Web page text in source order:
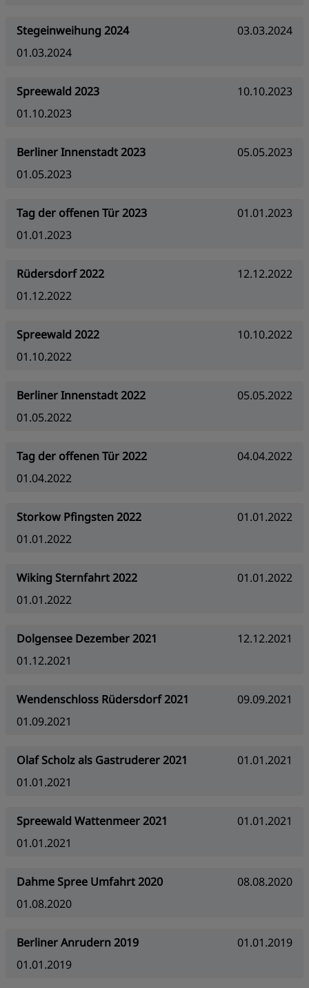
Stegeinweihung 2024
03.03.2024
01.03.2024
Spreewald 2023
10.10.2023
01.10.2023
Berliner Innenstadt 2023
05.05.2023
01.05.2023
Tag der offenen Tür 2023
01.01.2023
01.01.2023
Rüdersdorf 2022
12.12.2022
01.12.2022
Spreewald 2022
10.10.2022
01.10.2022
Berliner Innenstadt 2022
05.05.2022
01.05.2022
Tag der offenen Tür 2022
04.04.2022
01.04.2022
Storkow Pfingsten 2022
01.01.2022
01.01.2022
Wiking Sternfahrt 2022
01.01.2022
01.01.2022
Dolgensee Dezember 2021
12.12.2021
01.12.2021
Wendenschloss Rüdersdorf 2021
09.09.2021
01.09.2021
Olaf Scholz als Gastruderer 2021
01.01.2021
01.01.2021
Spreewald Wattenmeer 2021
01.01.2021
01.01.2021
Dahme Spree Umfahrt 2020
08.08.2020
01.08.2020
Berliner Anrudern 2019
01.01.2019
01.01.2019